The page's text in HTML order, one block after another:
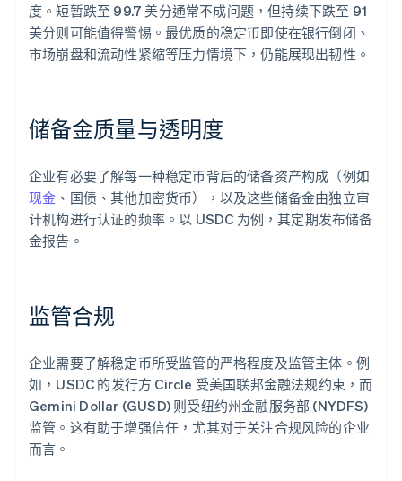
度。短暂跌至 99.7 美分通常不成问题，但持续下跌至 91
美分则可能值得警惕。最优质的稳定币即使在银行倒闭、
市场崩盘和流动性紧缩等压力情境下，仍能展现出韧性。
储备金质量与透明度
企业有必要了解每一种稳定币背后的储备资产构成（例如
现金 、国债、其他加密货币），以及这些储备金由独立审
计机构进行认证的频率。以 USDC 为例，其定期发布储备
金报告。
监管合规
企业需要了解稳定币所受监管的严格程度及监管主体。例
如，USDC 的发行方 Circle 受美国联邦金融法规约束，而
Gemini Dollar (GUSD) 则受纽约州金融服务部 (NYDFS)
监管。这有助于增强信任，尤其对于关注合规风险的企业
而言。